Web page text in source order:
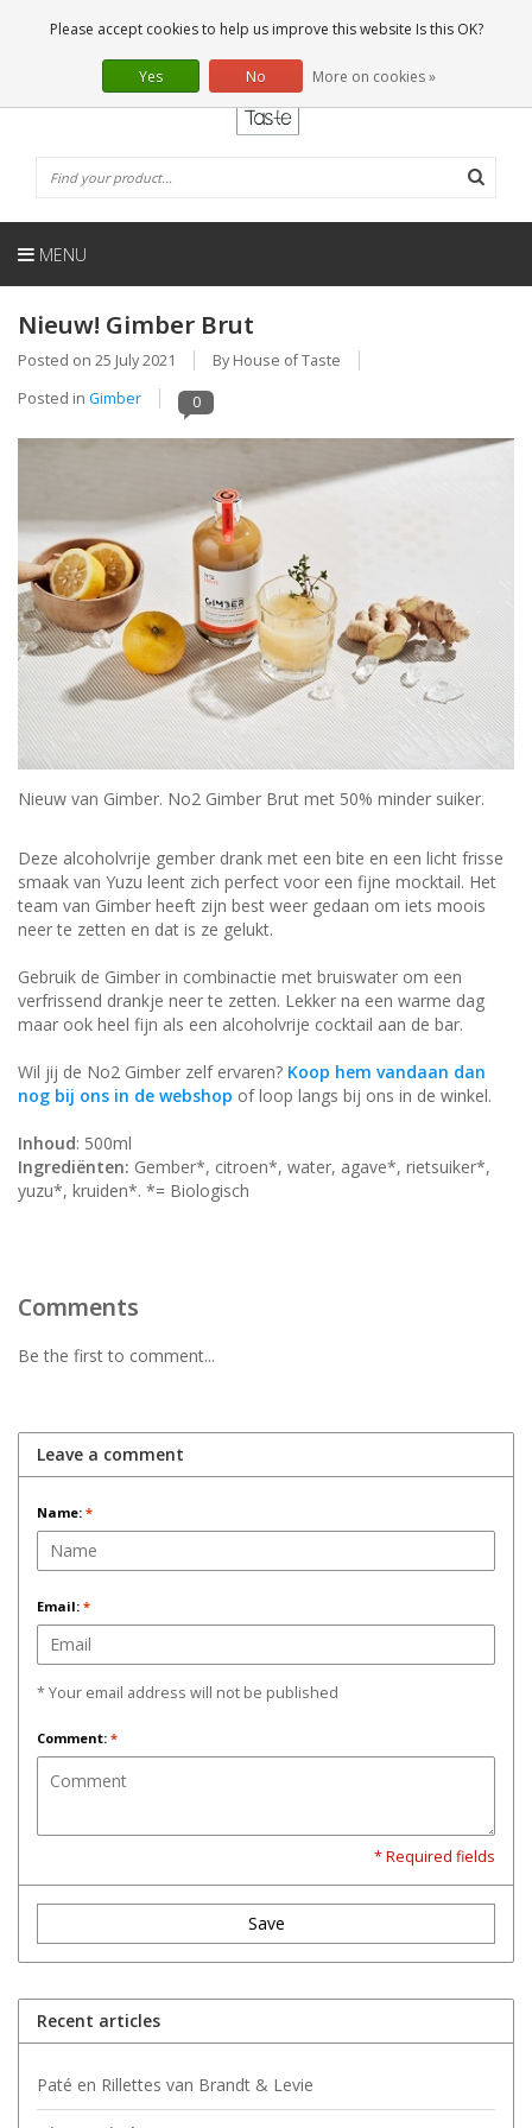
0 Articles
EN
MENU
Nieuw! Gimber Brut
Posted on 25 July 2021
By House of Taste
Posted in Gimber 0
Nieuw van Gimber. No2 Gimber Brut met 50% minder suiker.
Deze alcoholvrije gember drank met een bite en een licht frisse
smaak van Yuzu leent zich perfect voor een fijne mocktail. Het
team van Gimber heeft zijn best weer gedaan om iets moois
neer te zetten en dat is ze gelukt.
Gebruik de Gimber in combinactie met bruiswater om een
verfrissend drankje neer te zetten. Lekker na een warme dag
maar ook heel fijn als een alcoholvrije cocktail aan de bar.
Wil jij de No2 Gimber zelf ervaren? Koop hem vandaan dan
nog bij ons in de webshop of loop langs bij ons in de winkel.
Inhoud: 500ml
Ingrediënten: Gember*, citroen*, water, agave*, rietsuiker*,
yuzu*, kruiden*. *= Biologisch
Comments
Be the first to comment...
Leave a comment
Name: *
Email: *
* Your email address will not be published
Comment: *
* Required fields
Save
Recent articles
Paté en Rillettes van Brandt & Levie
Please accept cookies to help us improve this website Is this OK?
Yes No More on cookies »